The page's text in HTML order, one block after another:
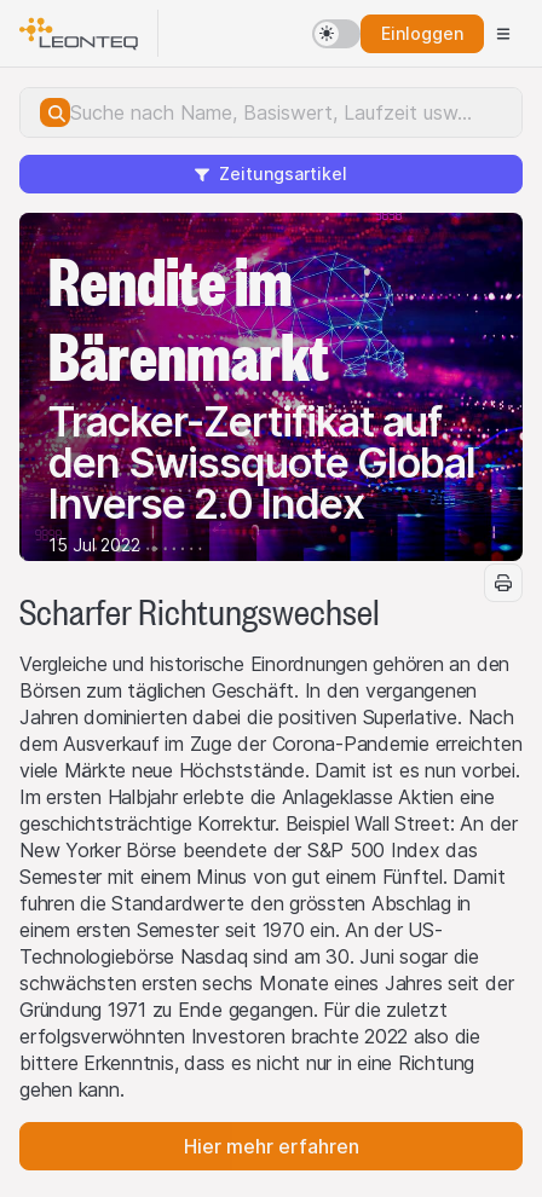
Einloggen
Zeitungsartikel
Rendite im
Bärenmarkt
Tracker-Zertifikat auf
den Swissquote Global
Inverse 2.0 Index
15 Jul 2022
Scharfer Richtungswechsel
Vergleiche und historische Einordnungen gehören an den
Börsen zum täglichen Geschäft. In den vergangenen
Jahren dominierten dabei die positiven Superlative. Nach
dem Ausverkauf im Zuge der Corona-Pandemie erreichten
viele Märkte neue Höchststände. Damit ist es nun vorbei.
Im ersten Halbjahr erlebte die Anlageklasse Aktien eine
geschichtsträchtige Korrektur. Beispiel Wall Street: An der
New Yorker Börse beendete der S&P 500 Index das
Semester mit einem Minus von gut einem Fünftel. Damit
fuhren die Standardwerte den grössten Abschlag in
einem ersten Semester seit 1970 ein. An der US-
Technologiebörse Nasdaq sind am 30. Juni sogar die
schwächsten ersten sechs Monate eines Jahres seit der
Gründung 1971 zu Ende gegangen. Für die zuletzt
erfolgsverwöhnten Investoren brachte 2022 also die
bittere Erkenntnis, dass es nicht nur in eine Richtung
gehen kann.
Hier mehr erfahren